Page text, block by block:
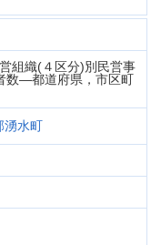
組織(４区分)別民営事
数―都道府県，市区町
湧水町